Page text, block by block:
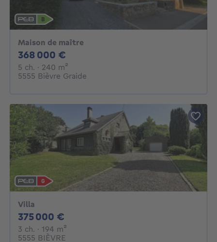
Maison de maître
368 000 €
5 ch. 5 chambres
· 240 m²
5555 Bièvre Graide
Villa
375 000 €
3 ch. 3 chambres
· 194 m²
5555 BIÈVRE